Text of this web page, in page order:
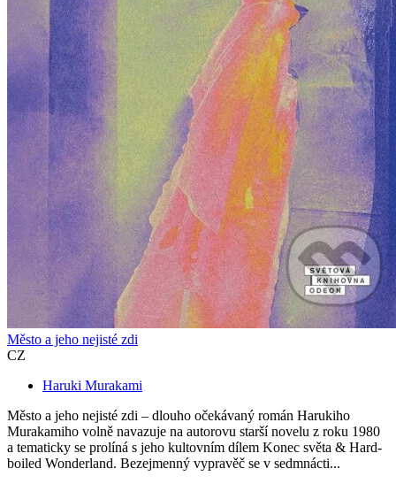
Město a jeho nejisté zdi
CZ
Haruki Murakami
Město a jeho nejisté zdi – dlouho očekávaný román Harukiho
Murakamiho volně navazuje na autorovu starší novelu z roku 1980
a tematicky se prolíná s jeho kultovním dílem Konec světa & Hard-
boiled Wonderland. Bezejmenný vypravěč se v sedmnácti...